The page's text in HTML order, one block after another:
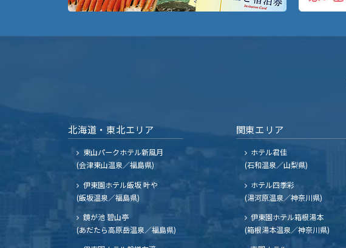
北海道・東北エリア
東山パークホテル新風月
(会津東山温泉／福島県)
伊東園ホテル飯坂 叶や
(飯坂温泉／福島県)
鏡が池 碧山亭
(あだたら高原岳温泉／福島県)
関東エリア
ホテル君佳
(石和温泉／山梨県)
ホテル四季彩
(湯河原温泉／神奈川県)
伊東園ホテル箱根湯本
(箱根湯本温泉／神奈川県)